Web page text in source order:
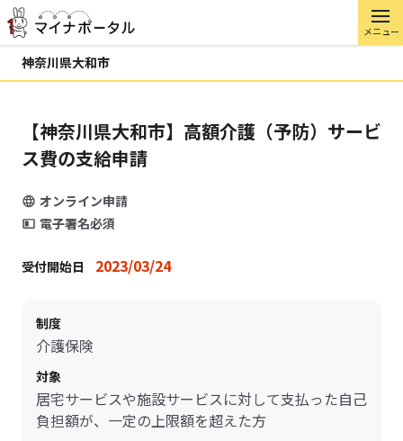
メニュー
神奈川県大和市
【神奈川県大和市】高額介護（予防）サービ
ス費の支給申請
オンライン申請
電子署名必須
受付開始日 2023/03/24
制度
介護保険
対象
居宅サービスや施設サービスに対して支払った自己
負担額が、一定の上限額を超えた方